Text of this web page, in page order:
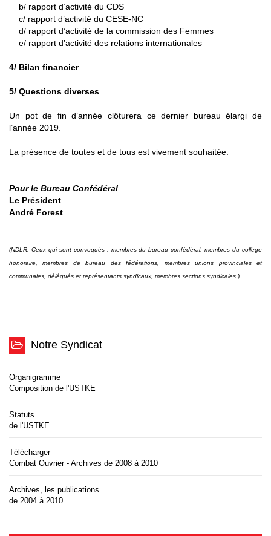
b/ rapport d’activité du CDS
c/ rapport d’activité du CESE-NC
d/ rapport d’activité de la commission des Femmes
e/ rapport d’activité des relations internationales
4/ Bilan financier
5/ Questions diverses
Un pot de fin d’année clôturera ce dernier bureau élargi de
l’année 2019.
La présence de toutes et de tous est vivement souhaitée.
Pour le Bureau Confédéral
Le Président
André Forest
(NDLR. Ceux qui sont convoqués : membres du bureau confédéral, membres du collège
honoraire, membres de bureau des fédérations, membres unions provinciales et
communales, délégués et représentants syndicaux, membres sections syndicales.)
Notre Syndicat
Organigramme
Composition de l'USTKE
Statuts
de l'USTKE
Télécharger
Combat Ouvrier - Archives de 2008 à 2010
Archives, les publications
de 2004 à 2010